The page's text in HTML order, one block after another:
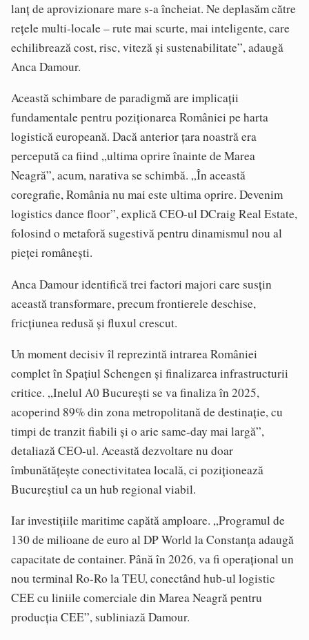
lanț de aprovizionare mare s-a încheiat. Ne deplasăm către
rețele multi-locale – rute mai scurte, mai inteligente, care
echilibrează cost, risc, viteză și sustenabilitate”, adaugă
Anca Damour.
Această schimbare de paradigmă are implicații
fundamentale pentru poziționarea României pe harta
logistică europeană. Dacă anterior țara noastră era
percepută ca fiind „ultima oprire înainte de Marea
Neagră”, acum, narativa se schimbă. „În această
coregrafie, România nu mai este ultima oprire. Devenim
logistics dance floor”, explică CEO-ul DCraig Real Estate,
folosind o metaforă sugestivă pentru dinamismul nou al
pieței românești.
Anca Damour identifică trei factori majori care susțin
această transformare, precum frontierele deschise,
fricțiunea redusă și fluxul crescut.
Un moment decisiv îl reprezintă intrarea României
complet în Spațiul Schengen și finalizarea infrastructurii
critice. „Inelul A0 București se va finaliza în 2025,
acoperind 89% din zona metropolitană de destinație, cu
timpi de tranzit fiabili și o arie same-day mai largă”,
detaliază CEO-ul. Această dezvoltare nu doar
îmbunătățește conectivitatea locală, ci poziționează
Bucureștiul ca un hub regional viabil.
Iar investițiile maritime capătă amploare. „Programul de
130 de milioane de euro al DP World la Constanța adaugă
capacitate de container. Până în 2026, va fi operațional un
nou terminal Ro-Ro la TEU, conectând hub-ul logistic
CEE cu liniile comerciale din Marea Neagră pentru
producția CEE”, subliniază Damour.